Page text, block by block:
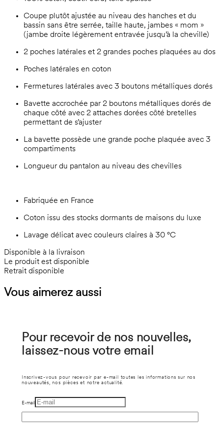
Coupe plutôt ajustée au niveau des hanches et du
bassin sans être serrée, taille haute, jambes « mom »
(jambe droite légèrement entravée jusqu’à la cheville)
2 poches latérales et 2 grandes poches plaquées au dos
Poches latérales en coton
Fermetures latérales avec 3 boutons métalliques dorés
Bavette accrochée par 2 boutons métalliques dorés de
chaque côté avec 2 attaches dorées côté bretelles
permettant de s’ajuster
La bavette possède une grande poche plaquée avec 3
compartiments
Longueur du pantalon au niveau des chevilles
Fabriquée en France
Coton issu des stocks dormants de maisons du luxe
Lavage délicat avec couleurs claires à 30 °C
Disponible à la livraison
Le produit est disponible
Retrait disponible
Vous aimerez aussi
Pour recevoir de nos nouvelles,
laissez-nous votre email
Inscrivez-vous pour recevoir par e-mail toutes les informations sur nos
nouveautés, nos pièces et notre actualité.
E-mail